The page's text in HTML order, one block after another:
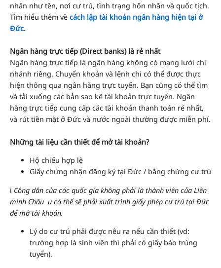
nhân như tên, nơi cư trú, tình trạng hôn nhân và quốc tịch.
Tìm hiểu thêm về cách lập tài khoản ngân hàng hiện tại ở
Đức.
Ngân hàng trực tiếp (Direct banks) là rẻ nhất
Ngân hàng trực tiếp là ngân hàng không có mạng lưới chi
nhánh riêng. Chuyển khoản và lệnh chi có thể được thực
hiện thông qua ngân hàng trực tuyến. Bạn cũng có thể tìm
và tải xuống các bản sao kê tài khoản trực tuyến. Ngân
hàng trực tiếp cung cấp các tài khoản thanh toán rẻ nhất,
và rút tiền mặt ở Đức và nước ngoài thường được miễn phí.
Những tài liệu cần thiết để mở tài khoản?
Hộ chiếu hợp lệ
Giấy chứng nhận đăng ký tại Đức / bằng chứng cư trú
ℹ️ Công dân của các quốc gia không phải là thành viên của Liên
minh Châu u có thể sẽ phải xuất trình giấy phép cư trú tại Đức
để mở tài khoản.
Lý do cư trú phải được nêu ra nếu cần thiết (vd:
trường hợp là sinh viên thì phải có giấy báo trúng
tuyển).